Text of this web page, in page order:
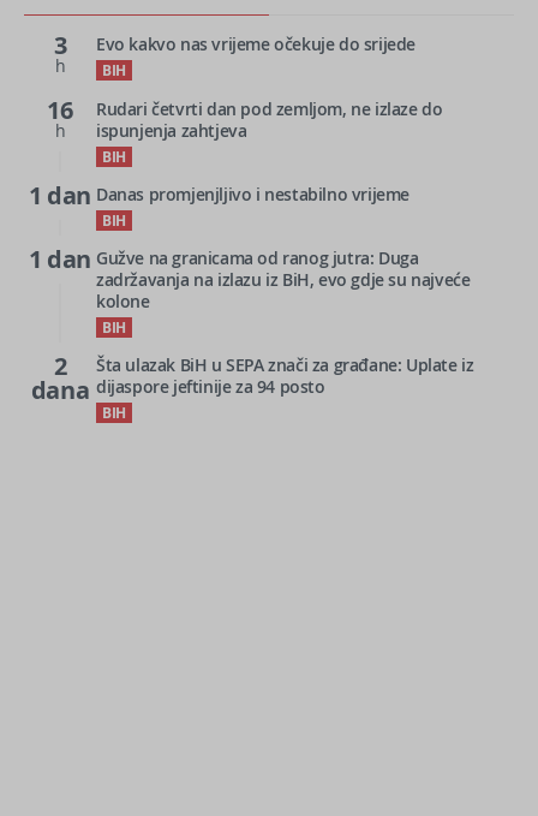
3
h
Evo kakvo nas vrijeme očekuje do srijede
BIH
16
h
Rudari četvrti dan pod zemljom, ne izlaze do
ispunjenja zahtjeva
BIH
1 dan Danas promjenjljivo i nestabilno vrijeme
BIH
1 dan Gužve na granicama od ranog jutra: Duga
zadržavanja na izlazu iz BiH, evo gdje su najveće
kolone
BIH
2
dana
Šta ulazak BiH u SEPA znači za građane: Uplate iz
dijaspore jeftinije za 94 posto
BIH